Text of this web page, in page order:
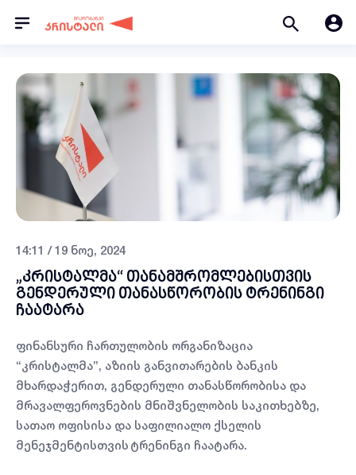
14:11 / 19 ნოე, 2024
„კრისტალმა“ თანამშრომლებისთვის
გენდერული თანასწორობის ტრენინგი
ჩაატარა
ფინანსური ჩართულობის ორგანიზაცია
“კრისტალმა”, აზიის განვითარების ბანკის
მხარდაჭერით, გენდერული თანასწორობისა და
მრავალფეროვნების მნიშვნელობის საკითხებზე,
სათაო ოფისისა და საფილიალო ქსელის
მენეჯმენტისთვის ტრენინგი ჩაატარა.